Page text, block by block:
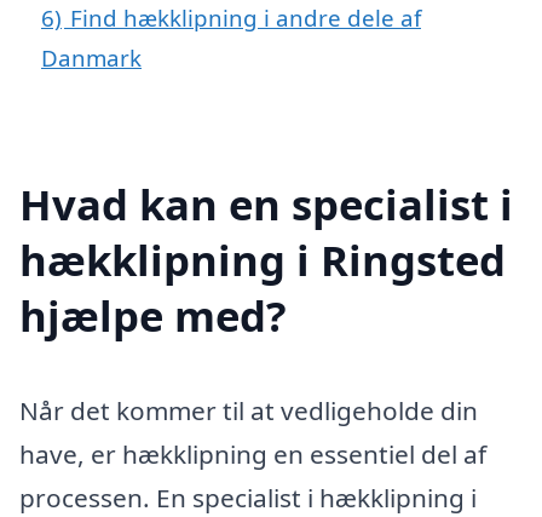
6) Find hækklipning i andre dele af
Danmark
Hvad kan en specialist i
hækklipning i Ringsted
hjælpe med?
Når det kommer til at vedligeholde din
have, er hækklipning en essentiel del af
processen. En specialist i hækklipning i